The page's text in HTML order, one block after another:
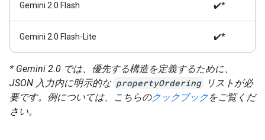
Gemini 2.0 Flash ✔️*
Gemini 2.0 Flash-Lite ✔️*
* Gemini 2.0 では、優先する構造を定義するために、
JSON 入力内に明示的な propertyOrdering
リストが必
要です。例については、こちらのクックブックをご覧くだ
さい。